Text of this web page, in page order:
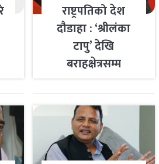
राष्ट्रपतिको देश
दौडाहा : ‘श्रीलंका
टापु’ देखि
बराहक्षेत्रसम्म